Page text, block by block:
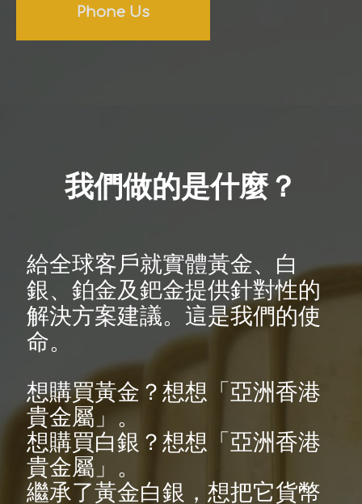
Phone Us
我們做的是什麼？
給全球客戶就實體黃金、白
銀、鉑金及鈀金提供針對性的
解決方案建議。這是我們的使
命。
想購買黃金？想想「亞洲香港
貴金屬」。
想購買白銀？想想「亞洲香港
貴金屬」。
繼承了黃金白銀，想把它貨幣